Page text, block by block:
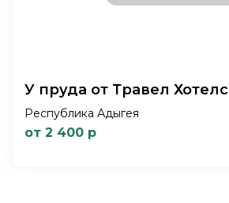
У пруда от Травел
Республика Адыгея
от 2 400 р